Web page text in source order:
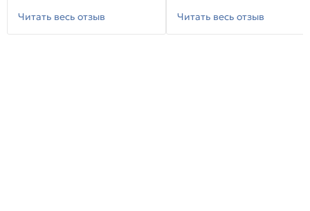
Читать весь отзыв
Читать весь отзыв